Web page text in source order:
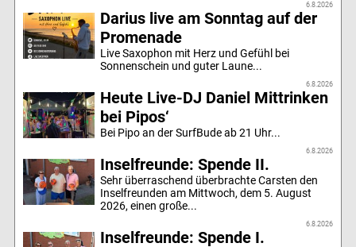
6.8.2026
Darius live am Sonntag auf der
Promenade
Live Saxophon mit Herz und Gefühl bei
Sonnenschein und guter Laune...
6.8.2026
Heute Live-DJ Daniel Mittrinken
bei Pipos‘
Bei Pipo an der SurfBude ab 21 Uhr...
6.8.2026
Inselfreunde: Spende II.
Sehr überraschend überbrachte Carsten den
Inselfreunden am Mittwoch, dem 5. August
2026, einen große...
6.8.2026
Inselfreunde: Spende I.